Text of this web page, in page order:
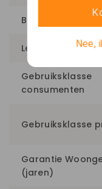
Breedte (cm)
Lengte (cm)
Gebruiksklasse
consumenten
Gebruiksklasse
Garantie
(jaren)
Nee,